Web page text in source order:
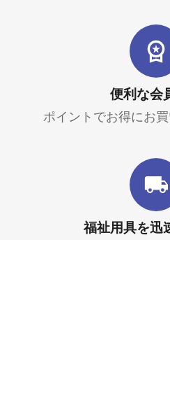
便利な会
ポイントでお得にお買
福祉用具を迅